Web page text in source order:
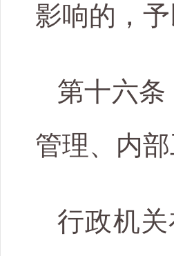
影响的，予
第十六
管理、内
行政机